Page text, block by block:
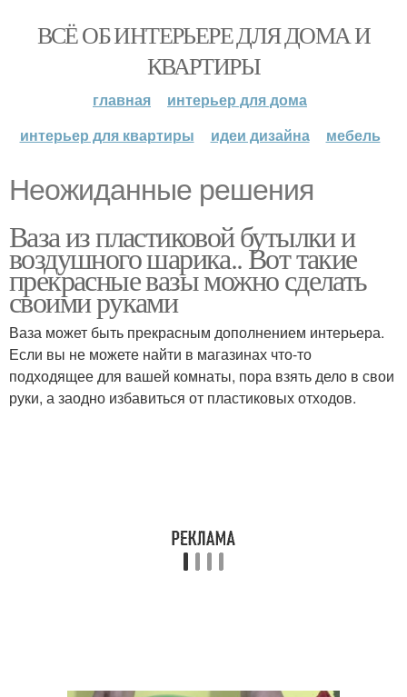
ВСЁ ОБ ИНТЕРЬЕРЕ ДЛЯ ДОМА И
КВАРТИРЫ
главная
интерьер для дома
интерьер для квартиры
идеи дизайна мебель
Неожиданные решения
Ваза из пластиковой бутылки и
воздушного шарика.. Вот такие
прекрасные вазы можно сделать
своими руками
Ваза может быть прекрасным дополнением интерьера.
Если вы не можете найти в магазинах что-то
подходящее для вашей комнаты, пора взять дело в свои
руки, а заодно избавиться от пластиковых отходов.